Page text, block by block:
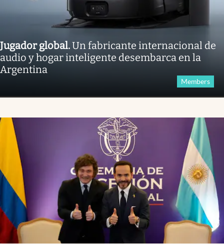
Jugador global.Un fabricante internacional de
audio y hogar inteligente desembarca en la
Argentina
Members